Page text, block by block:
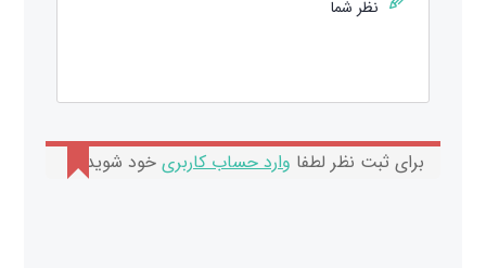
برای ثبت نظر لطفا وارد حساب کاربری خود شوید.